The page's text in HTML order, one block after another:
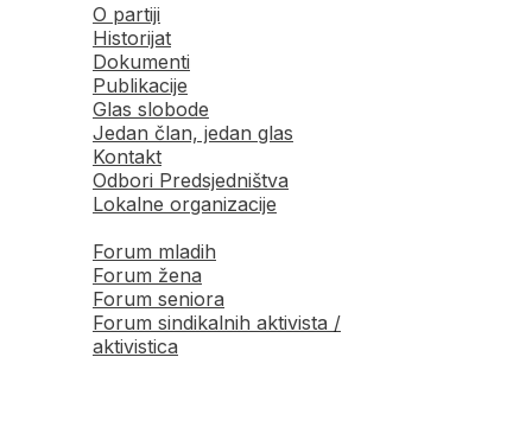
O partiji
Historijat
Dokumenti
Publikacije
Glas slobode
Jedan član, jedan glas
Kontakt
Odbori Predsjedništva
Lokalne organizacije
Forum mladih
Forum žena
Forum seniora
Forum sindikalnih aktivista /
aktivistica